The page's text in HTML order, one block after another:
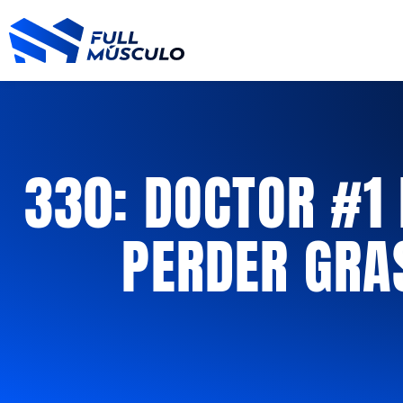
al
contenido
330: DOCTOR #1
PERDER